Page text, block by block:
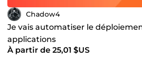
Chadow4
Je vais automatiser le
applications
À partir de 25,01 $US